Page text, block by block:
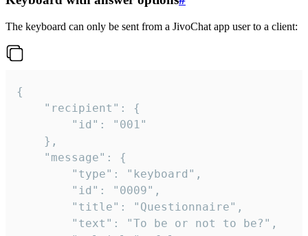
The keyboard can only be sent from a JivoChat app user to a client:
{